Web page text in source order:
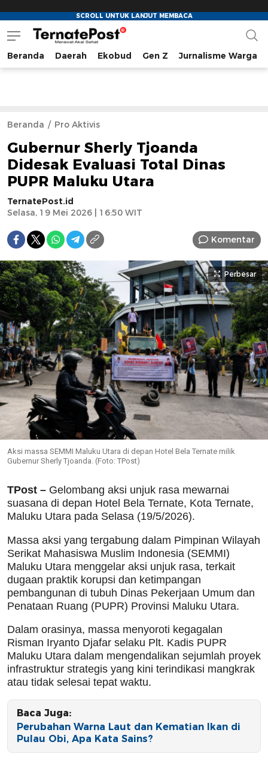
TernatePost.id
merawat akal sehat
Beranda Daerah Ekobud Gen Z Jurnalisme Warga
Beranda Pro Aktivis
Gubernur Sherly Tjoanda
Didesak Evaluasi Total Dinas
PUPR Maluku Utara
TernatePost.id
Selasa, 19 Mei 2026 | 16:50 WIT
Komentar
Perbesar
Aksi massa SEMMI Maluku Utara di depan Hotel Bela Ternate milik
Gubernur Sherly Tjoanda. (Foto: TPost)
TPost – Gelombang aksi unjuk rasa mewarnai
suasana di depan Hotel Bela Ternate, Kota Ternate,
Maluku Utara pada Selasa (19/5/2026).
Massa aksi yang tergabung dalam Pimpinan Wilayah
Serikat Mahasiswa Muslim Indonesia (SEMMI)
Maluku Utara menggelar aksi unjuk rasa, terkait
dugaan praktik korupsi dan ketimpangan
pembangunan di tubuh Dinas Pekerjaan Umum dan
Penataan Ruang (PUPR) Provinsi Maluku Utara.
Dalam orasinya, massa menyoroti kegagalan
Risman Iryanto Djafar selaku Plt. Kadis PUPR
Maluku Utara dalam mengendalikan sejumlah proyek
infrastruktur strategis yang kini terindikasi mangkrak
atau tidak selesai tepat waktu.
Baca Juga:
Perubahan Warna Laut dan Kematian Ikan di
Pulau Obi, Apa Kata Sains?